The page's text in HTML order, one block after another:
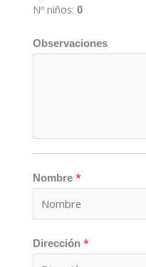
Nº niños: 0
*
N
*
Observaciones
Nombre *
oDirección *